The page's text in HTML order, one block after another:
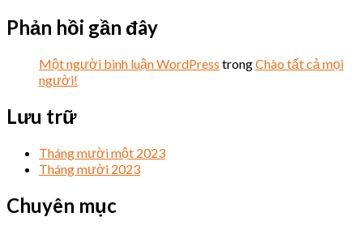
Phản hồi gần đây
Một người bình luận WordPress trongChào tất cả mọi
người!
Lưu trữ
Tháng mười một 2023
Tháng mười 2023
Chuyên mục